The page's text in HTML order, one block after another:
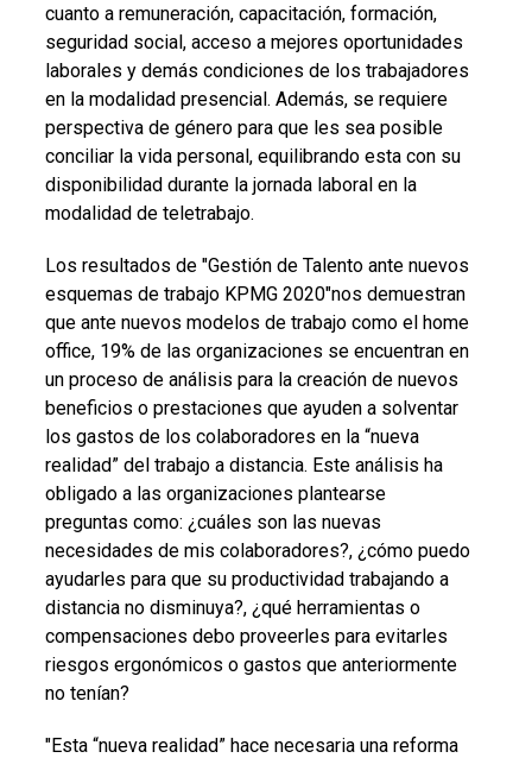
cuanto a remuneración, capacitación, formación,
seguridad social, acceso a mejores oportunidades
laborales y demás condiciones de los trabajadores
en la modalidad presencial. Además, se requiere
perspectiva de género para que les sea posible
conciliar la vida personal, equilibrando esta con su
disponibilidad durante la jornada laboral en la
modalidad de teletrabajo.
Los resultados de "Gestión de Talento ante nuevos
esquemas de trabajo KPMG 2020"nos demuestran
que ante nuevos modelos de trabajo como el home
office, 19% de las organizaciones se encuentran en
un proceso de análisis para la creación de nuevos
beneficios o prestaciones que ayuden a solventar
los gastos de los colaboradores en la “nueva
realidad” del trabajo a distancia. Este análisis ha
obligado a las organizaciones plantearse
preguntas como: ¿cuáles son las nuevas
necesidades de mis colaboradores?, ¿cómo puedo
ayudarles para que su productividad trabajando a
distancia no disminuya?, ¿qué herramientas o
compensaciones debo proveerles para evitarles
riesgos ergonómicos o gastos que anteriormente
no tenían?
"Esta “nueva realidad” hace necesaria una reforma